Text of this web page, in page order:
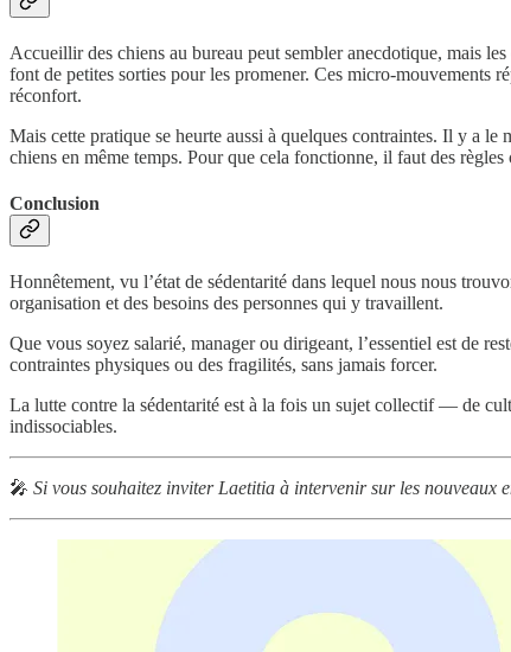
Accueillir des chiens au bureau peut sembler anecdotique, mais
font de petites sorties pour les promener. Ces micro-mouvements
réconfort.
Mais cette pratique se heurte aussi à quelques contraintes. Il y a le
chiens en même temps. Pour que cela fonctionne, il faut des
Conclusion
Honnêtement, vu l’état de sédentarité dans lequel nous nous
organisation et des besoins des personnes qui y travaillent.
Que vous soyez salarié, manager ou dirigeant, l’essentiel est de
contraintes physiques ou des fragilités, sans jamais forcer.
La lutte contre la sédentarité est à la fois un sujet collectif — de
indissociables.
🎤 Si vous souhaitez inviter Laetitia à intervenir sur les